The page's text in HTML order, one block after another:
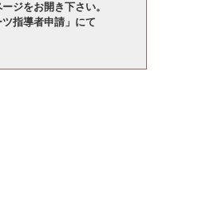
ジをお開き下さい。
指導者申請」にて